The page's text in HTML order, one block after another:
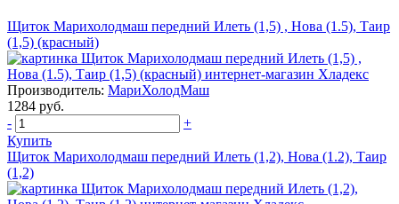
Щиток Марихолодмаш передний Илеть (1,5) , Нова (1.5), Таир
(1,5) (красный)
Производитель: МариХолодМаш
1284 руб.
-
+
Купить
Щиток Марихолодмаш передний Илеть (1,2), Нова (1.2), Таир
(1,2)